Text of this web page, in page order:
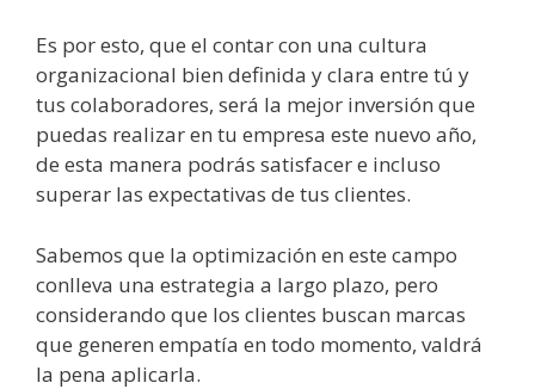
Es por esto, que el contar con una cultura
organizacional bien definida y clara entre tú y
tus colaboradores, será la mejor inversión que
puedas realizar en tu empresa este nuevo año,
de esta manera podrás satisfacer e incluso
superar las expectativas de tus clientes.
Sabemos que la optimización en este campo
conlleva una estrategia a largo plazo, pero
considerando que los clientes buscan marcas
que generen empatía en todo momento, valdrá
la pena aplicarla.